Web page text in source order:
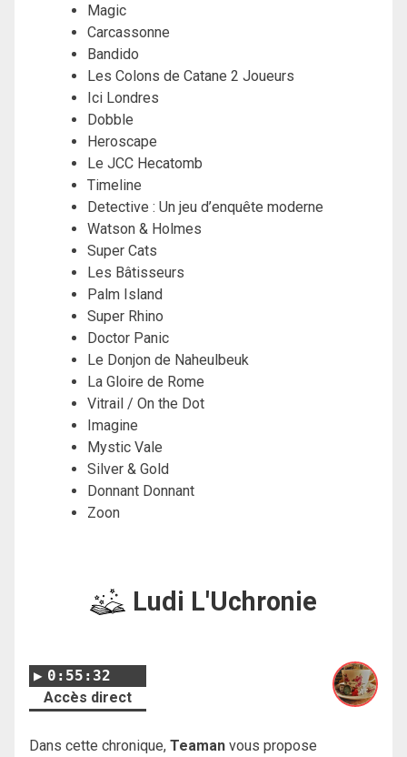
Magic
Carcassonne
Bandido
Les Colons de Catane 2 Joueurs
Ici Londres
Dobble
Heroscape
Le JCC Hecatomb
Timeline
Detective : Un jeu d’enquête moderne
Watson & Holmes
Super Cats
Les Bâtisseurs
Palm Island
Super Rhino
Doctor Panic
Le Donjon de Naheulbeuk
La Gloire de Rome
Vitrail / On the Dot
Imagine
Mystic Vale
Silver & Gold
Donnant Donnant
Zoon
Ludi L'Uchronie
0:55:32
Accès direct
Dans cette chronique, Teaman vous propose